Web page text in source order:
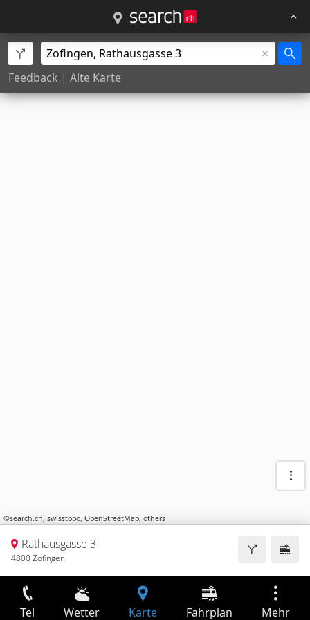
Feedback | Alte Karte
©search.ch, swisstopo, OpenStreetMap, others
Rathausgasse 3
4800 Zofingen
Tel Wetter Karte Fahrplan Mehr